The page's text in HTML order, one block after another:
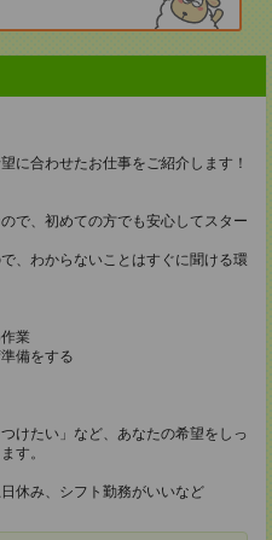
に合わせたお仕事をご紹介します！
で、初めての方でも安心してスター
、わからないことはすぐに聞ける環
業
備をする
けたい」など、あなたの希望をしっ
す。
休み、シフト勤務がいいなど